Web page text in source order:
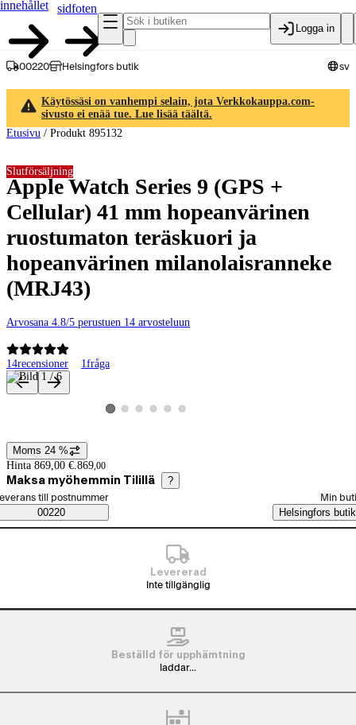
innehållet
sidfoten
Logga in
00220 Helsingfors butik sv
Käytössäsi on vanhempi selain, jota Verkkokauppa.com-
sivusto ei enää tue. Lue lisää täältä.
Etusivu / Produkt 895132
Apple Watch Series 9 (GPS +
Cellular) 41 mm hopeanvärinen
ruostumaton teräskuori ja
hopeanvärinen milanolaisranneke
(MRJ43)
Arvosana 4.8/5 perustuen 14 arvosteluun
14recensioner 1fråga
Slutförsäljning
Produktbilder och videor
Visa produktbild 1
Visa produktbild 2
Visa produktbild 3
Visa produktbild 4
Visa produktbild 5
Visa produktbild 6
Prisinformation
Moms 24 %
Hinta 869,00 €. 869,00
Maksa myöhemmin Tilillä ?
Saatavuustiedot
beställningssätt
till postnummer
00220
Min
Helsingfors butik
Levererad
Inte tillgänglig
Beställd för upphämtning
laddar...